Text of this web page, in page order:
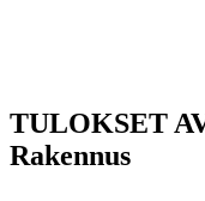
TULOKSET
Rakennus